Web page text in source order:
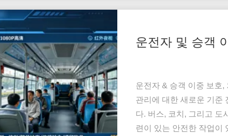
운전자 및 승객
운전자 & 승객 이중 보호,
관리에 대한 새로운 기준
다. 버스, 코치, 그리고 도
련이 있는 안전한 작업이